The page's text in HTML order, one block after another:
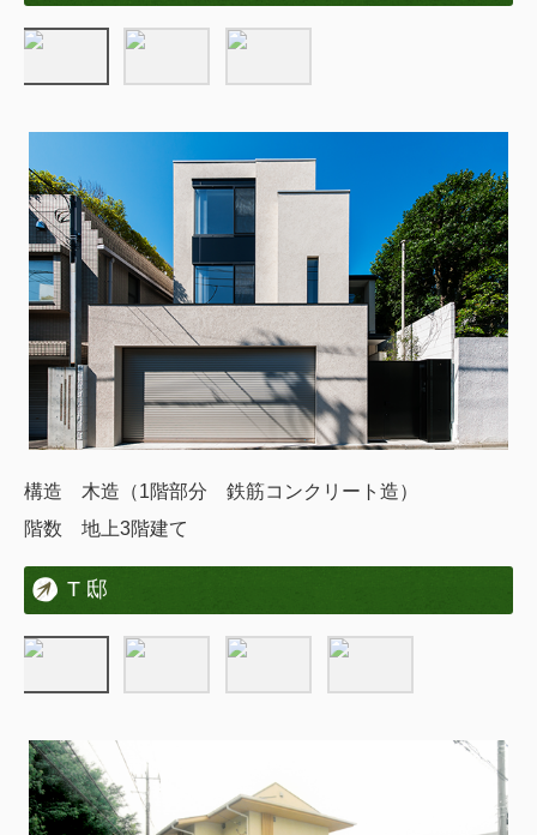
構造 木造（1階部分 鉄筋コンクリート造）
階数 地上3階建て
T 邸